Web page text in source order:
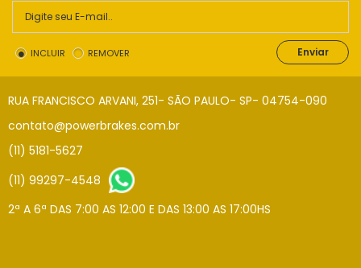
INCLUIR REMOVER Enviar
RUA FRANCISCO ARVANI, 251- SÃO PAULO- SP- 04754-090
contato@powerbrakes.com.br
(11) 5181-5627
(11) 99297-4548
2ª A 6ª DAS 7:00 AS 12:00 E DAS 13:00 AS 17:00HS